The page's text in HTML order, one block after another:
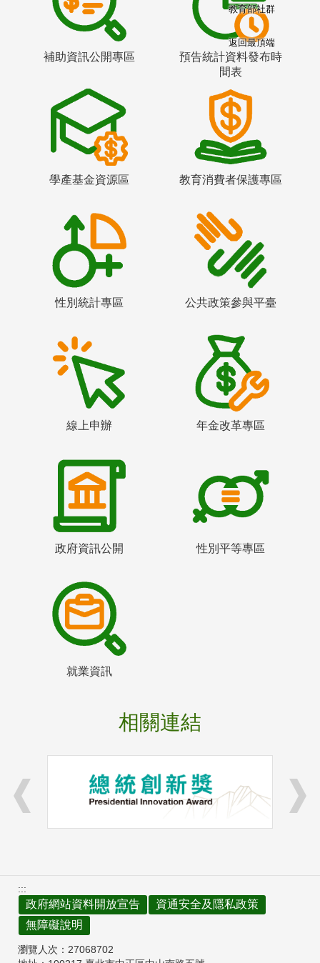
補助資訊公開專區
預告統計資料發布時
間表
學產基金資源區 教育消費者保護專區
性別統計專區 公共政策參與平臺
線上申辦 年金改革專區
政府資訊公開 性別平等專區
就業資訊
相關連結
教育部社群
返回最頂端
:::
政府網站資料開放宣告
資通安全及隱私政策
無障礙說明
瀏覽人次： 27068702